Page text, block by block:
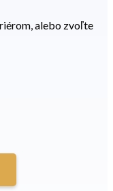
alebo zvoľte